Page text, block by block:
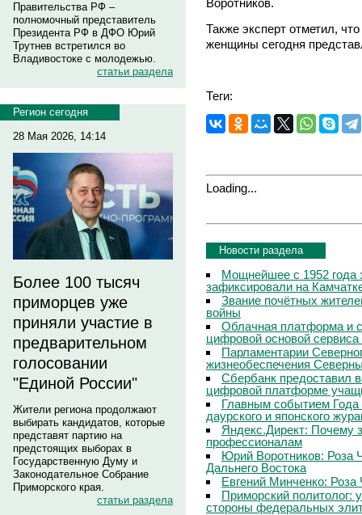
Правительства РФ –
полномочный представитель
Президента РФ в ДФО Юрий
Трутнев встретился во
Владивостоке с молодежью.
статьи раздела
Регион сегодня
28 Мая 2026, 14:14
Более 100 тысяч
приморцев уже
приняли участие в
предварительном
голосовании
"Единой России"
Жители региона продолжают
выбирать кандидатов, которые
представят партию на
предстоящих выборах в
Государственную Думу и
Законодательное Собрание
Приморского края.
статьи раздела
Также эксперт отметил,
женщины сегодня
Теги:
Loading...
Новости раздела
Мощнейшее с 1952 года
зафиксировали на
Звание почётных
войны
Облачная платформа и
цифровой основой
Парламентарии
жизнеобеспечения
Сбербанк предоставил
цифровой платформе
Главным событием
даурского и японского
Яндекс.Директ: Почему
профессионалам
Юрий Воротников: Роза
Дальнего Востока
Евгений Минченко: Роза
Приморский политолог:
стороны федеральных